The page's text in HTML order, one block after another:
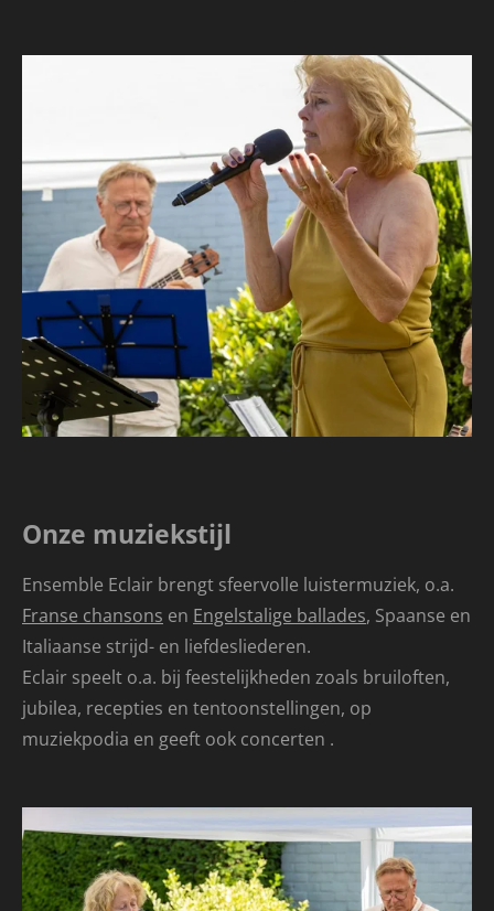
Onze muziekstijl
Ensemble Eclair brengt sfeervolle luistermuziek, o.a.
Franse chansons en Engelstalige ballades, Spaanse en
Italiaanse strijd- en liefdesliederen.
Eclair speelt o.a. bij feestelijkheden zoals bruiloften,
jubilea, recepties en tentoonstellingen, op
muziekpodia en geeft ook concerten .